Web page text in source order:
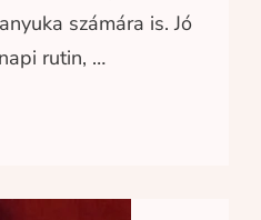
számára is. Jó
rutin, …